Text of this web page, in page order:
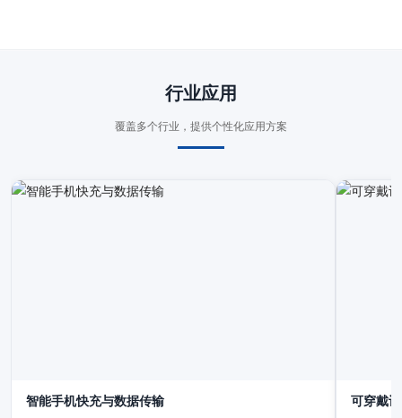
行业应用
覆盖多个行业，提供个性化应用方案
智能手机快充与数据传输 可穿戴